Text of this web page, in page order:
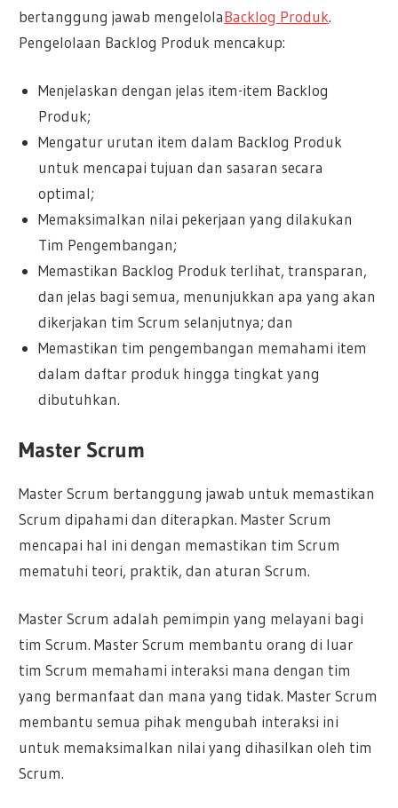
bertanggung jawab mengelolaBacklog Produk.
Pengelolaan Backlog Produk mencakup:
Menjelaskan dengan jelas item-item Backlog
Produk;
Mengatur urutan item dalam Backlog Produk
untuk mencapai tujuan dan sasaran secara
optimal;
Memaksimalkan nilai pekerjaan yang dilakukan
Tim Pengembangan;
Memastikan Backlog Produk terlihat, transparan,
dan jelas bagi semua, menunjukkan apa yang akan
dikerjakan tim Scrum selanjutnya; dan
Memastikan tim pengembangan memahami item
dalam daftar produk hingga tingkat yang
dibutuhkan.
Master Scrum
Master Scrum bertanggung jawab untuk memastikan
Scrum dipahami dan diterapkan. Master Scrum
mencapai hal ini dengan memastikan tim Scrum
mematuhi teori, praktik, dan aturan Scrum.
Master Scrum adalah pemimpin yang melayani bagi
tim Scrum. Master Scrum membantu orang di luar
tim Scrum memahami interaksi mana dengan tim
yang bermanfaat dan mana yang tidak. Master Scrum
membantu semua pihak mengubah interaksi ini
untuk memaksimalkan nilai yang dihasilkan oleh tim
Scrum.